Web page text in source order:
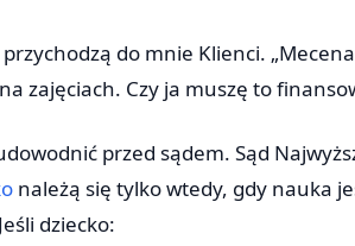
do mnie Klienci.
zajęciach. Czy ja muszę to
przed sądem. Sąd
należą się tylko wtedy, gdy nauka
dziecko: